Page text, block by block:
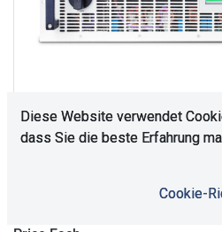
Diese Website verwendet
dass Sie die beste Erfahrung
Cookie-